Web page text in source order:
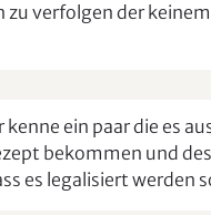
zu verfolgen der
ein paar die es
bekommen und
es legalisiert werden